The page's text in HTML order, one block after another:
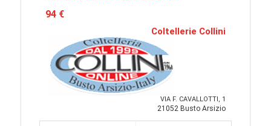
94 €
Coltellerie Collini
VIA F. CAVALLOTTI, 1
21052 Busto Arsizio